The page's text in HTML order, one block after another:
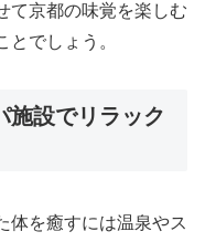
て京都の味覚を楽しむ
でしょう。
施設でリラック
体を癒すには温泉やス